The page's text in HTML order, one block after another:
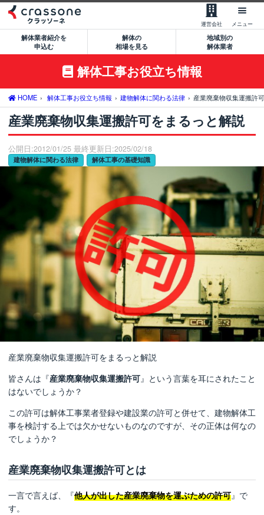
運営会社 メニュー
【無料】一括見積もりを申込む
0120-479-033
サービスの流れ
サービスのメリット
解体業者の特徴
サポート窓口のご案内
運営会社について
空き家処分をご希望のお客様
建築費用削減をご希望のお客様
大型物件解体をご希望のお客様
クラッソーネ安心保証パックにつ
解体費用の相場を見る
地域別の解体業者と相場情報
解体工事お役立ち情報
利用規約
口コミに関するガイドライン
解体業者紹介を
申込む
解体の
相場を見る
地域別の
解体業者
解体工事お役立ち情報
HOME 解体工事お役立ち情報 建物解体に関わる法律 産業廃棄物収集運搬許
産業廃棄物収集運搬許可をまるっと解説
公開日:2012/01/25 最終更新日:2025/02/18
建物解体に関わる法律 解体工事の基礎知識
産業廃棄物収集運搬許可をまるっと解説
皆さんは『産業廃棄物収集運搬許可』という言葉を耳にされたこと
はないでしょうか？
この許可は解体工事業者登録や建設業の許可と併せて、建物解体工
事を検討する上では欠かせないものなのですが、その正体は何なの
でしょうか？
産業廃棄物収集運搬許可とは
一言で言えば、『他人が出した産業廃棄物を運ぶための許可』で
す。